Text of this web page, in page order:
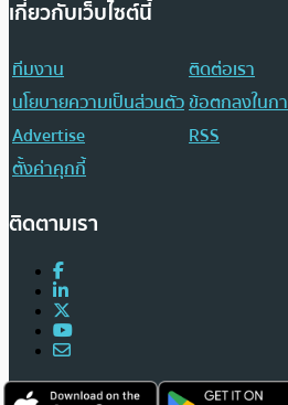
เกี่ยวกับเว็บไซต์นี้
ทีมงาน
ติดต่อเรา
นโยบายความเป็นส่วนตัวข้อตกลงในก
Advertise
RSS
ตั้งค่าคุกกี้
ติดตามเรา